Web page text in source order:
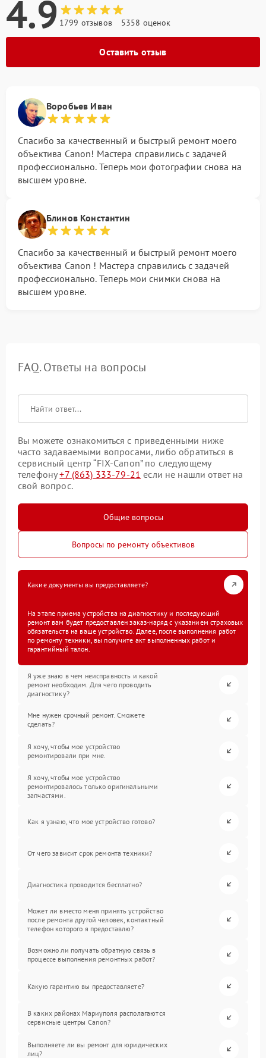
4.9 1799 отзывов 5358 оценок
Оставить отзыв
Воробьев Иван
Спасибо за качественный и быстрый ремонт моего
объектива Canon! Мастера справились с задачей
профессионально. Теперь мои фотографии снова на
высшем уровне.
Блинов Константин
Спасибо за качественный и быстрый ремонт моего
объектива Canon ! Мастера справились с задачей
профессионально. Теперь мои снимки снова на
высшем уровне.
FAQ. Ответы на вопросы
Вы можете ознакомиться с приведенными ниже
часто задаваемыми вопросами, либо обратиться в
сервисный центр “FIX-Canon” по следующему
телефону+7 (863) 333-79-21 если не нашли ответ на
свой вопрос.
Общие вопросы
Вопросы по ремонту объективов
Какие документы вы предоставляете?
На этапе приема устройства на диагностику и последующий
ремонт вам будет предоставлен заказ-наряд с указанием страховых
обязательств на ваше устройство. Далее, после выполнения работ
по ремонту техники, вы получите акт выполненных работ и
гарантийный талон.
Я уже знаю в чем неисправность и какой
ремонт необходим. Для чего проводить
диагностику?
Мне нужен срочный ремонт. Сможете
сделать?
Я хочу, чтобы мое устройство
ремонтировали при мне.
Я хочу, чтобы мое устройство
ремонтировалось только оригинальными
запчастями.
Как я узнаю, что мое устройство готово?
От чего зависит срок ремонта техники?
Диагностика проводится бесплатно?
Может ли вместо меня принять устройство
после ремонта другой человек, контактный
телефон которого я предоставлю?
Возможно ли получать обратную связь в
процессе выполнения ремонтных работ?
Какую гарантию вы предоставляете?
В каких районах Мариуполя располагаются
сервисные центры Canon?
Выполняете ли вы ремонт для юридических
лиц?